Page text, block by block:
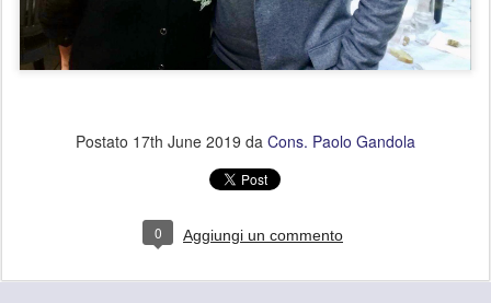
Postato 17th June 2019 da Cons. Paolo Gandola
0 Aggiungi un commento